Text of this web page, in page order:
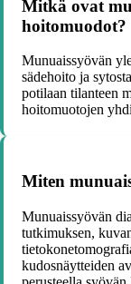
Mitkä ovat
hoitomuodot?
Munuaissyövän
sädehoito ja
potilaan tilanteen
hoitomuotojen
Miten
Munuaissyövän
tutkimuksen,
kudosnäytteiden